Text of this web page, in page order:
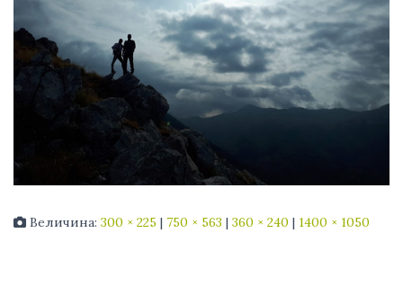
Величина: 300 × 225 | 750 × 563 | 360 × 240 | 1400 × 1050